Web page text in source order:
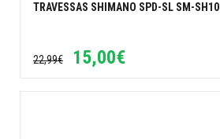
TRAVESSAS SHIMANO SPD-SL SM-SH10
22,99€ 15,00€